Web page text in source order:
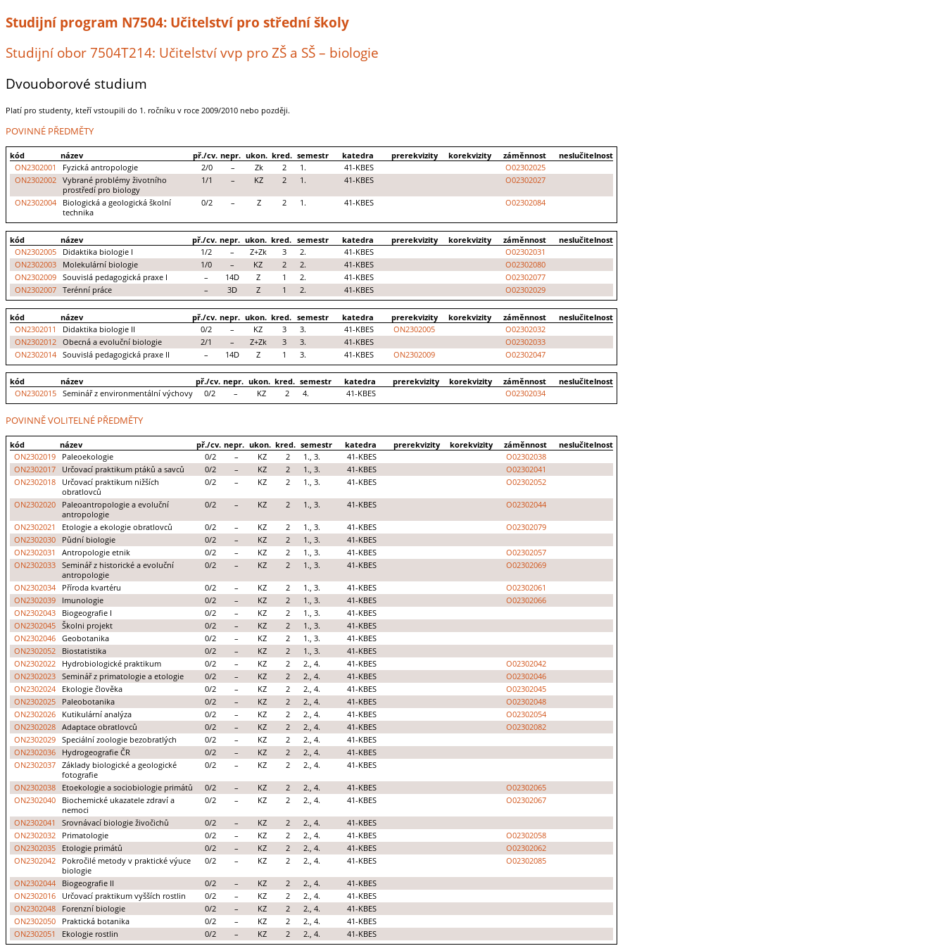
Studijní program N7504: Učitelství pro střední školy
Studijní obor 7504T214: Učitelství vvp pro ZŠ a SŠ – biologie
Dvouoborové studium
Platí pro studenty, kteří vstoupili do 1. ročníku v roce 2009/2010 nebo později.
POVINNÉ PŘEDMĚTY
kód název př./cv. nepr. ukon. kred. semestr katedra prerekvizity korekvizity záměnnost
neslučitelnost
ON2302001
Fyzická antropologie 2/0 – Zk 2 1. 41-KBES
O02302025
ON2302002
Vybrané problémy životního
prostředí pro biology
1/1 – KZ 2 1. 41-KBES O02302027
ON2302004
Biologická a geologická školní
technika
0/2 – Z 2 1. 41-KBES O02302084
kód název př./cv. nepr. ukon. kred. semestr katedra prerekvizity korekvizity záměnnost
neslučitelnost
ON2302005
Didaktika biologie I 1/2 – Z+Zk 3 2. 41-KBES
O02302031
ON2302003
Molekulární biologie 1/0 – KZ 2 2. 41-KBES
O02302080
ON2302009
Souvislá pedagogická praxe I – 14D Z 1 2. 41-KBES
O02302077
ON2302007
Terénní práce – 3D Z 1 2. 41-KBES O02302029
kód název př./cv. nepr. ukon. kred. semestr katedra prerekvizity korekvizity záměnnost
neslučitelnost
ON2302011
Didaktika biologie II 0/2 – KZ 3 3. 41-KBES ON2302005
O02302032
ON2302012
Obecná a evoluční biologie 2/1 – Z+Zk 3 3. 41-KBES
O02302033
ON2302014
Souvislá pedagogická praxe II – 14D Z 1 3. 41-KBES ON2302009 O02302047
kód název př./cv. nepr. ukon. kred. semestr katedra prerekvizity korekvizity záměnnost
neslučitelnost
ON2302015
Seminář z environmentální výchovy 0/2 – KZ 2 4. 41-KBES O02302034
POVINNĚ VOLITELNÉ PŘEDMĚTY
kód název př./cv. nepr. ukon. kred. semestr katedra prerekvizity korekvizity záměnnost
neslučitelnost
ON2302019
Paleoekologie 0/2 – KZ 2 1., 3. 41-KBES
O02302038
ON2302017
Určovací praktikum ptáků a savců 0/2 – KZ 2 1., 3. 41-KBES
O02302041
ON2302018
Určovací praktikum nižších
obratlovců
0/2 – KZ 2 1., 3. 41-KBES O02302052
ON2302020
Paleoantropologie a evoluční
antropologie
0/2 – KZ 2 1., 3. 41-KBES O02302044
ON2302021 Etologie a ekologie obratlovců 0/2 – KZ 2 1., 3. 41-KBES
O02302079
ON2302030
Půdní biologie 0/2 – KZ 2 1., 3.
41-KBES
ON2302031
Antropologie etnik 0/2 – KZ 2 1., 3. 41-KBES
O02302057
ON2302033
Seminář z historické a evoluční
antropologie
0/2 – KZ 2 1., 3. 41-KBES O02302069
ON2302034 Příroda kvartéru 0/2 – KZ 2 1., 3. 41-KBES
O02302061
ON2302039
Imunologie 0/2 – KZ 2 1., 3. 41-KBES
O02302066
ON2302043
Biogeografie I 0/2 – KZ 2 1., 3.
41-KBES
ON2302045
Školni projekt 0/2 – KZ 2 1., 3.
41-KBES
ON2302046
Geobotanika 0/2 – KZ 2 1., 3.
41-KBES
ON2302052
Biostatistika 0/2 – KZ 2 1., 3.
41-KBES
ON2302022
Hydrobiologické praktikum 0/2 – KZ 2 2., 4. 41-KBES
O02302042
ON2302023
Seminář z primatologie a etologie 0/2 – KZ 2 2., 4. 41-KBES
O02302046
ON2302024
Ekologie člověka 0/2 – KZ 2 2., 4. 41-KBES
O02302045
ON2302025
Paleobotanika 0/2 – KZ 2 2., 4. 41-KBES
O02302048
ON2302026
Kutikulární analýza 0/2 – KZ 2 2., 4. 41-KBES
O02302054
ON2302028
Adaptace obratlovců 0/2 – KZ 2 2., 4. 41-KBES
O02302082
ON2302029
Speciální zoologie bezobratlých 0/2 – KZ 2 2., 4.
41-KBES
ON2302036
Hydrogeografie ČR 0/2 – KZ 2 2., 4.
41-KBES
ON2302037
Základy biologické a geologické
fotografie
0/2 – KZ 2 2., 4. 41-KBES
ON2302038 Etoekologie a sociobiologie primátů 0/2 – KZ 2 2., 4. 41-KBES
O02302065
ON2302040
Biochemické ukazatele zdraví a
nemoci
0/2 – KZ 2 2., 4. 41-KBES O02302067
ON2302041 Srovnávací biologie živočichů 0/2 – KZ 2 2., 4.
41-KBES
ON2302032
Primatologie 0/2 – KZ 2 2., 4. 41-KBES
O02302058
ON2302035
Etologie primátů 0/2 – KZ 2 2., 4. 41-KBES
O02302062
ON2302042
Pokročilé metody v praktické výuce
biologie
0/2 – KZ 2 2., 4. 41-KBES O02302085
ON2302044 Biogeografie II 0/2 – KZ 2 2., 4.
41-KBES
ON2302016
Určovací praktikum vyšších rostlin 0/2 – KZ 2 2., 4.
41-KBES
ON2302048
Forenzní biologie 0/2 – KZ 2 2., 4.
41-KBES
ON2302050
Praktická botanika 0/2 – KZ 2 2., 4.
41-KBES
ON2302051
Ekologie rostlin 0/2 – KZ 2 2., 4. 41-KBES